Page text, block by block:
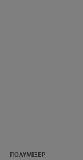
ΠΟΛΥΜΊΞΕΡ